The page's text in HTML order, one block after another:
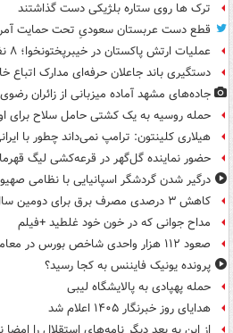
ترک ها روی ستاره بلژیکی دست گذاشتند
قطع دست عربستان سعودیِ تحت حمایت
عملیات ارتش پاکستان در خیبرپختونخوا؛ ۸ نفر کشته شدند
دستگیری باند جاعلان حرفه‌ای مدارک اتباع
جاده‌های مشهد آماده میزبانی از زائران رضوی
حمله روسیه به یک کشتی حامل سلاح برای
هیلاری کلینتون: ترامپ نمی‌داند چطور با
حضور نماینده گل‌گهر در قرعه‌کشی لیگ
درگیر شدن گردشگر اسپانیایی با نظامی
کاهش ۳ درصدی مصرف برق برای دومین سال متوالی
مداح جوانی که در خون خود غلطید +فیلم
صعود ۱۱۲ هزار واحدی شاخص بورس در معاملات امروز
پرونده یونیک فایننس به کجا رسید؟
حمله پهپادی به پالایشگاه لیبی
هدایای روز خبرنگار ۱۴۰۵ اعلام شد